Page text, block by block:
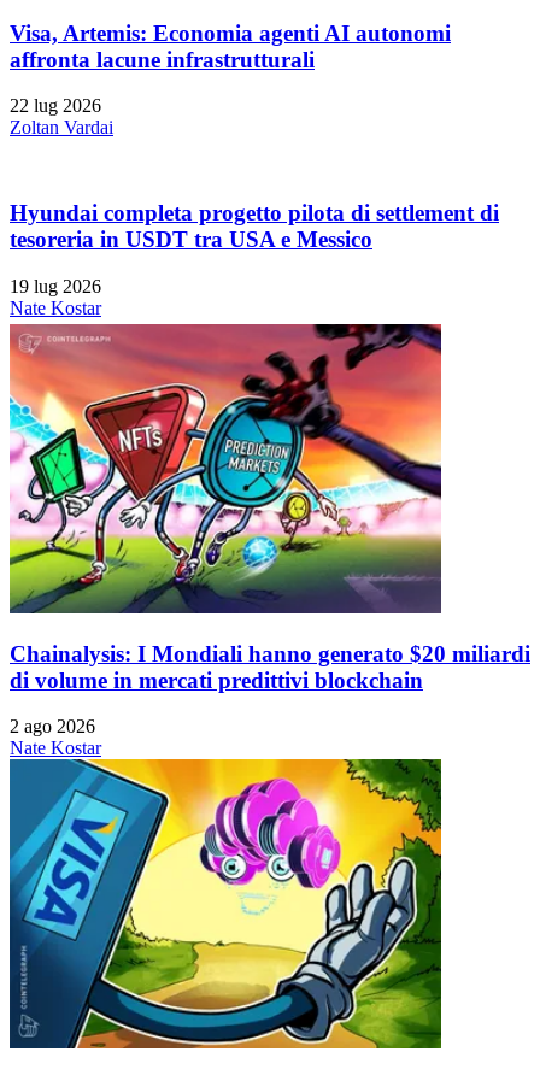
Visa, Artemis: Economia agenti AI autonomi
affronta lacune infrastrutturali
22 lug 2026
Zoltan Vardai
Hyundai completa progetto pilota di settlement di
tesoreria in USDT tra USA e Messico
19 lug 2026
Nate Kostar
Chainalysis: I Mondiali hanno generato $20 miliardi
di volume in mercati predittivi blockchain
2 ago 2026
Nate Kostar